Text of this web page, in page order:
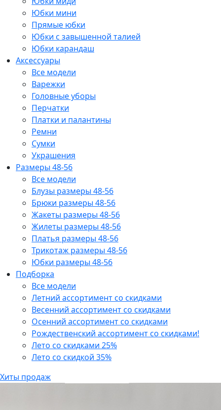
Юбки мини
Прямые юбки
Юбки с завышенной талией
Юбки карандаш
Аксессуары
Все модели
Варежки
Головные уборы
Перчатки
Платки и палантины
Ремни
Сумки
Украшения
Размеры 48-56
Все модели
Блузы размеры 48-56
Брюки размеры 48-56
Жакеты размеры 48-56
Жилеты размеры 48-56
Платья размеры 48-56
Трикотаж размеры 48-56
Юбки размеры 48-56
Подборка
Все модели
Летний ассортимент со скидками
Весенний ассортимент со скидками
Осенний ассортимент со скидками
Рождественский ассортимент со скидками!
Лето со скидками 25%
Лето со скидкой 35%
Хиты продаж